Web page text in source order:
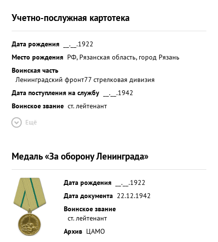
Учетно-послужная картотека
Дата рождения
__.__.1922
Место рождения РФ, Рязанская область, город Рязань
Воинская часть
Ленинградский фронт77 стрелковая дивизия
Дата поступления на службу
__.__.1942
Воинское звание ст. лейтенант
Ещё
Медаль «За оборону Ленинграда»
Дата рождения
__.__.1922
Дата документа 22.12.1942
Воинское звание
ст. лейтенант
Архив ЦАМО